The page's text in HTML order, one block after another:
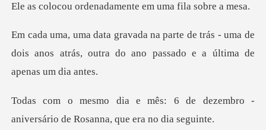
enadamente em uma
rás - uma de
dois anos atrás, outra do ano
de dezembro -
aniversário de Ro